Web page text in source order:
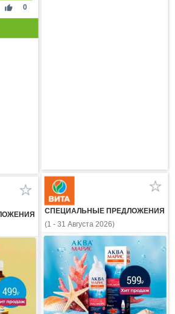
thumb_up 0
СПЕЦИАЛЬНЫЕ ПРЕДЛОЖЕНИЯ
(1 - 31 Августа 2026)